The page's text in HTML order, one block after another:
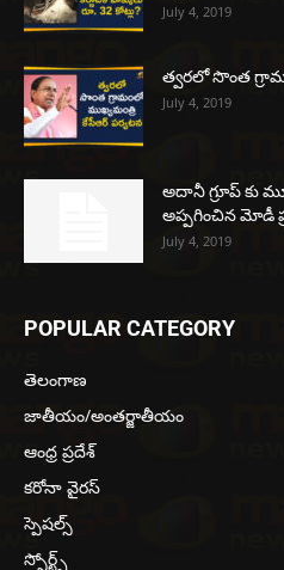
July 4, 2019
త్వరలో సొంత
July 4, 2019
అదానీ గ్రూప్ కు
అప్పగించిన మోడీ
July 4, 2019
POPULAR CATEGORY
తెలంగాణ
జాతీయం/అంతర్జాతీయం
ఆంధ్ర ప్రదేశ్
కరోనా వైరస్
స్పెషల్స్
స్పోర్ట్స్